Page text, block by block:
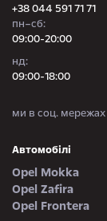
+38 044 591 71 71
пн–сб:
09:00-20:00
нд:
09:00-18:00
ми в соц. мережах
Автомобілі
Opel Mokka
Opel Zafira
Opel Frontera